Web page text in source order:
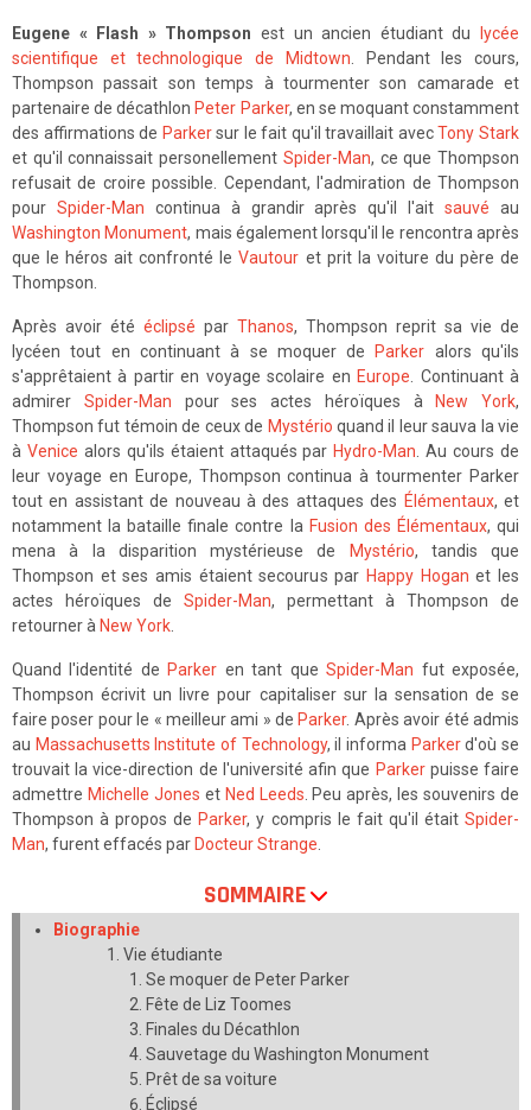
Eugene « Flash » Thompson est un ancien étudiant du
lycée
scientifique et technologique de Midtown . Pendant les cours,
Thompson passait son temps à tourmenter son camarade et
partenaire de décathlon Peter Parker, en se moquant constamment
des affirmations de Parkersur le fait qu'il travaillait avecTony Stark
et qu'il connaissait personellement Spider-Man, ce que Thompson
refusait de croire possible. Cependant, l'admiration de Thompson
pour Spider-Man continua à grandir après qu'il l'aitsauvé au
Washington Monument, mais également lorsqu'il le rencontra après
que le héros ait confronté leVautour et prit la voiture du père de
Thompson.
Après avoir été éclipsé par Thanos, Thompson reprit sa vie de
lycéen tout en continuant à se moquer de Parker alors qu'ils
s'apprêtaient à partir en voyage scolaire en Europe . Continuant à
admirer Spider-Man pour ses actes héroïques à New York,
Thompson fut témoin de ceux de Mystério quand il leur sauva la vie
à Venice alors qu'ils étaient attaqués par Hydro-Man . Au cours de
leur voyage en Europe, Thompson continua à tourmenter Parker
tout en assistant de nouveau à des attaques des Élémentaux, et
notamment la bataille finale contre la Fusion des Élémentaux, qui
mena à la disparition mystérieuse de
Mystério, tandis que
Thompson et ses amis étaient secourus par Happy Hogan et les
actes héroïques de Spider-Man, permettant à Thompson de
retourner à New York
Quand l'identité de Parker en tant queSpider-Man fut exposée,
Thompson écrivit un livre pour capitaliser sur la sensation de se
faire poser pour le « meilleur ami » de Parker. Après avoir été admis
au Massachusetts Institute of Technology, il informa Parkerd'où se
trouvait la vice-direction de l'université afin que Parkerpuisse faire
admettre Michelle Jones et Ned Leeds . Peu après, les souvenirs de
Thompson à propos de Parker, y compris le fait qu'il étaitSpider-
Man, furent effacés par Docteur Strange
SOMMAIRE
Biographie
Vie étudiante
Se moquer de Peter Parker
Fête de Liz Toomes
Finales du Décathlon
Sauvetage du Washington Monument
Prêt de sa voiture
Éclipsé